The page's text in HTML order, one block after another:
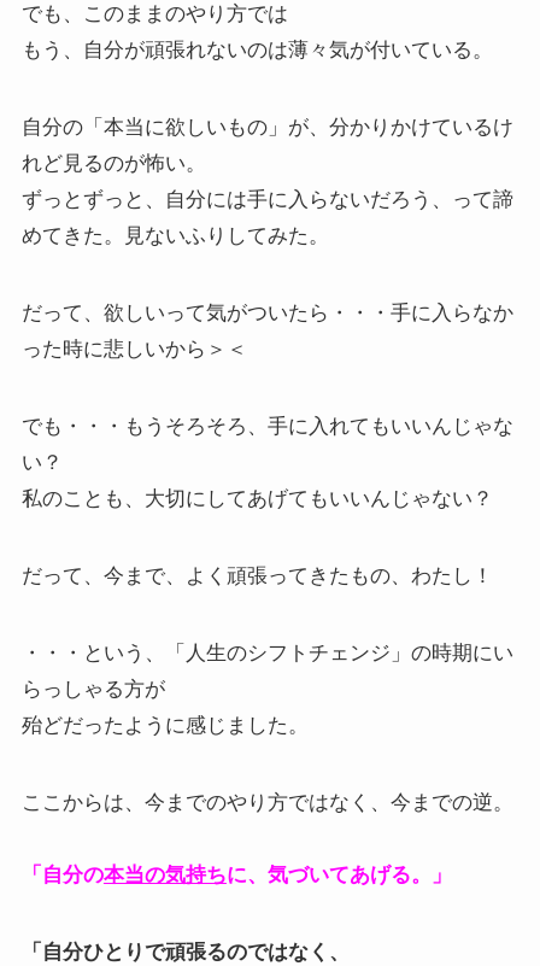
でも、このままのやり方では
もう、自分が頑張れないのは薄々気が付いている。
自分の「本当に欲しいもの」が、分かりかけているけ
れど見るのが怖い。
ずっとずっと、自分には手に入らないだろう、って諦
めてきた。見ないふりしてみた。
だって、欲しいって気がついたら・・・手に入らなか
った時に悲しいから＞＜
でも・・・もうそろそろ、手に入れてもいいんじゃな
い？
私のことも、大切にしてあげてもいいんじゃない？
だって、今まで、よく頑張ってきたもの、わたし！
・・・という、「人生のシフトチェンジ」の時期にい
らっしゃる方が
殆どだったように感じました。
ここからは、今までのやり方ではなく、今までの逆。
「自分の本当の気持ちに、気づいてあげる。」
「自分ひとりで頑張るのではなく、